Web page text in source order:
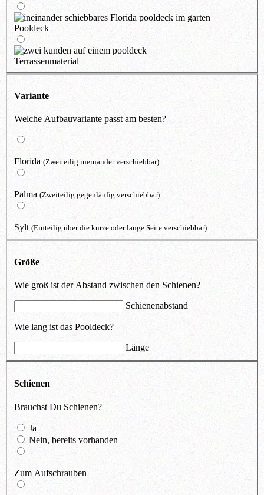
Pooldeck
Terrassenmaterial
Variante
Welche Aufbauvariante passt am besten?
Florida (Zweiteilig ineinander verschiebbar)
Palma (Zweiteilig gegenläufig verschiebbar)
Sylt (Einteilig über die kurze oder lange Seite verschiebbar)
Größe
Wie groß ist der Abstand zwischen den Schienen?
Schienenabstand
Wie lang ist das Pooldeck?
Länge
Schienen
Brauchst Du Schienen?
Ja
Nein, bereits vorhanden
Zum Aufschrauben